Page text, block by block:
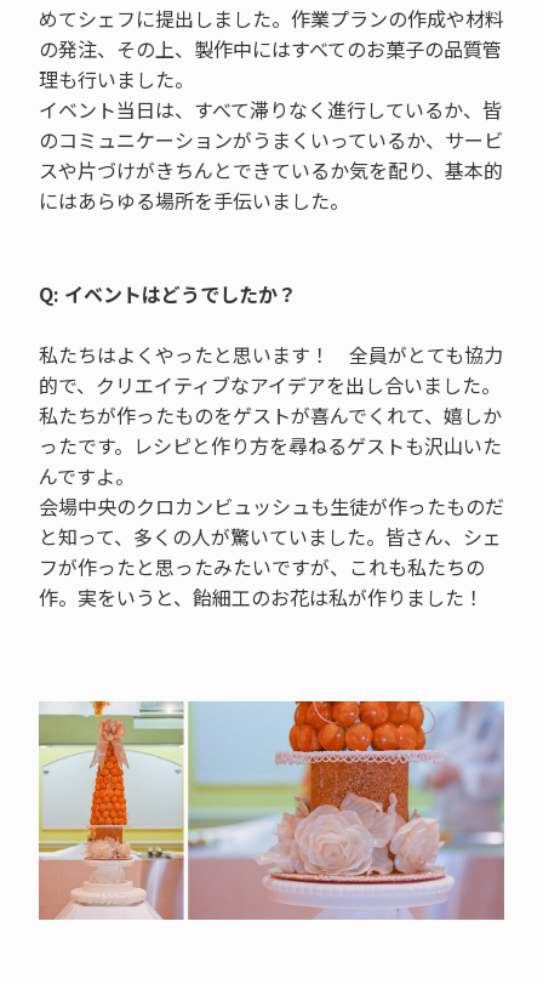
めてシェフに提出しました。作業プランの作成や材料
の発注、その上、製作中にはすべてのお菓子の品質管
理も行いました。
イベント当日は、すべて滞りなく進行しているか、皆
のコミュニケーションがうまくいっているか、サービ
スや片づけがきちんとできているか気を配り、基本的
にはあらゆる場所を手伝いました。
Q: イベントはどうでしたか？
私たちはよくやったと思います！ 全員がとても協力
的で、クリエイティブなアイデアを出し合いました。
私たちが作ったものをゲストが喜んでくれて、嬉しか
ったです。レシピと作り方を尋ねるゲストも沢山いた
んですよ。
会場中央のクロカンビュッシュも生徒が作ったものだ
と知って、多くの人が驚いていました。皆さん、シェ
フが作ったと思ったみたいですが、これも私たちの
作。実をいうと、飴細工のお花は私が作りました！